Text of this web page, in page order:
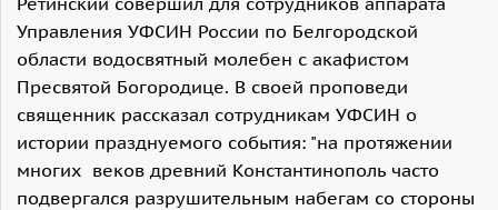
Управления УФСИН России по Белгородской
области водосвятный молебен с акафистом
Пресвятой Богородице. В своей проповеди
священник рассказал сотрудникам УФСИН о
истории празднуемого события: "на протяжении
многих веков древний Константинополь часто
подвергался разрушительным набегам со стороны